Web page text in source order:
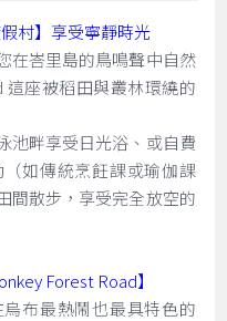
村】享受寧靜時光
在峇里島的鳥鳴聲中自然
這座被稻田與叢林環繞的
池畔享受日光浴、或自費
如傳統烹飪課或瑜伽課
間散步，享受完全放空的
Forest Road】
布最熱鬧也最具特色的